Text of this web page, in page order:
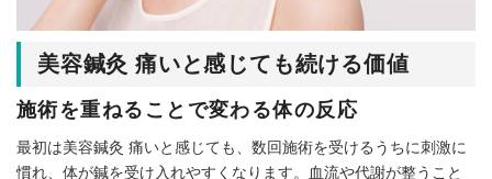
美容鍼灸 痛いと感じても続ける価値
施術を重ねることで変わる体の反応
最初は美容鍼灸 痛いと感じても、数回施術を受けるうちに刺激に
慣れ、体が鍼を受け入れやすくなります。血流や代謝が整うこと